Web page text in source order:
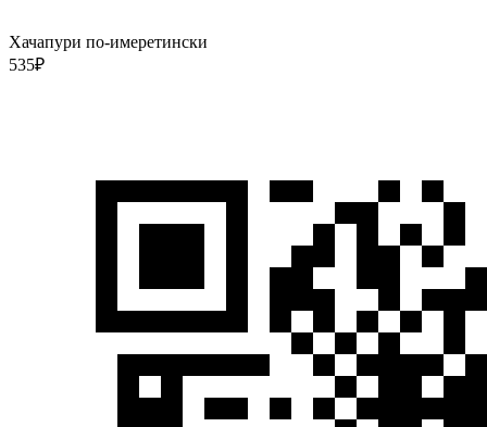
Хачапури по-имеретински
535₽